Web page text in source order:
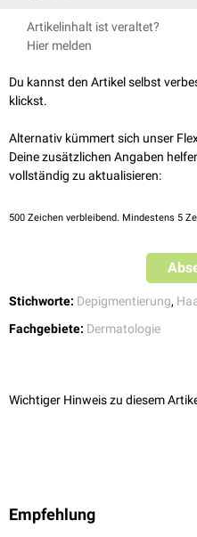
Altmeyers - Poliose , zuletzt
Artikelinhalt ist veraltet?
Hier melden
Du kannst den Artikel selbst
klickst.
Alternativ kümmert sich unser
Deine zusätzlichen Angaben
vollständig zu aktualisieren:
500 Zeichen verbleibend. Mindestens 5
Stichworte: Depigmentierung,
Fachgebiete: Dermatologie
Wichtiger Hinweis zu diesem
Empfehlung